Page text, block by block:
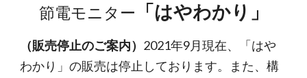
節電モニター
「はやわかり」
（販売停止のご案内） 2021年9月現在、「はや
わかり」の販売は停止しております。また、構